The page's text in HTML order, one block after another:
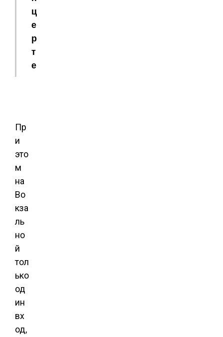
ц
е
р
т
е
Пр
и
это
м
на
Во
кза
ль
но
й
тол
ько
од
ин
вх
од,